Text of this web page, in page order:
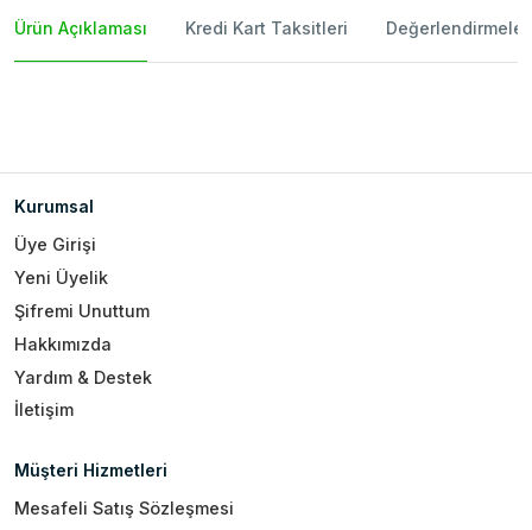
Ürün Açıklaması Kredi Kart Taksitleri Değerlendirmeler
Kurumsal
Üye Girişi
Yeni Üyelik
Şifremi Unuttum
Hakkımızda
Yardım & Destek
İletişim
Müşteri Hizmetleri
Mesafeli Satış Sözleşmesi